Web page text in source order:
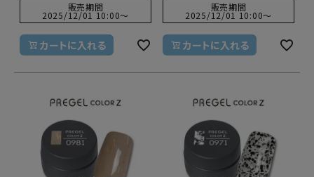
販売期間
2025/12/01 10:00〜
カートに入れる
販売期間
2025/12/01 10:00〜
カートに入れる